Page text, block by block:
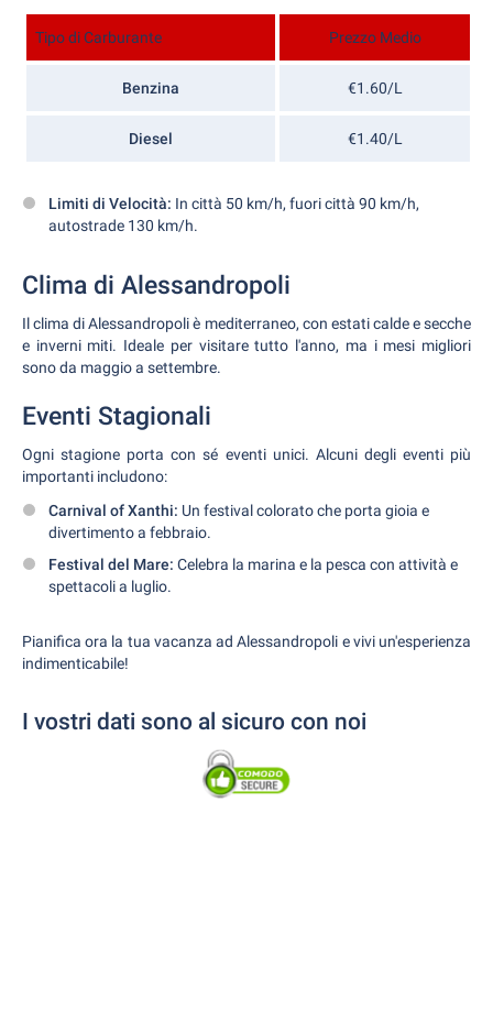
Tipo di Carburante Prezzo Medio
Benzina €1.60/L
Diesel €1.40/L
Limiti di Velocità: In città 50 km/h, fuori città 90 km/h,
autostrade 130 km/h.
Clima di Alessandropoli
Il clima di Alessandropoli è mediterraneo, con estati calde e secche
e inverni miti. Ideale per visitare tutto l'anno, ma i mesi migliori
sono da maggio a settembre.
Eventi Stagionali
Ogni stagione porta con sé eventi unici. Alcuni degli eventi più
importanti includono:
Carnival of Xanthi: Un festival colorato che porta gioia e
divertimento a febbraio.
Festival del Mare: Celebra la marina e la pesca con attività e
spettacoli a luglio.
Pianifica ora la tua vacanza ad Alessandropoli e vivi un'esperienza
indimenticabile!
I vostri dati sono al sicuro con noi